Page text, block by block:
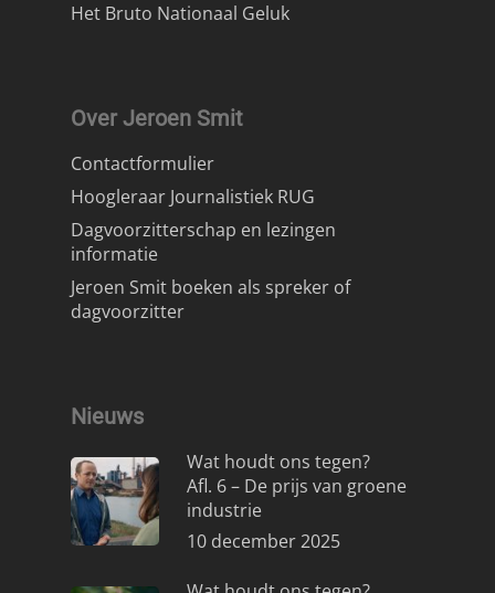
Het Bruto Nationaal Geluk
Over Jeroen Smit
Contactformulier
Hoogleraar Journalistiek RUG
Dagvoorzitterschap en lezingen
informatie
Jeroen Smit boeken als spreker of
dagvoorzitter
Nieuws
Wat houdt ons tegen?
Afl. 6 – De prijs van groene
industrie
10 december 2025